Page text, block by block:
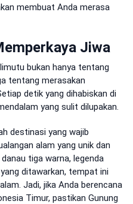
membuat Anda merasa
Jiwa
bukan hanya tentang
tentang merasakan
detik yang dihabiskan di
yang sulit dilupakan.
destinasi yang wajib
alam yang unik dan
tiga warna, legenda
ditawarkan, tempat ini
Jadi, jika Anda berencana
Timur, pastikan Gunung